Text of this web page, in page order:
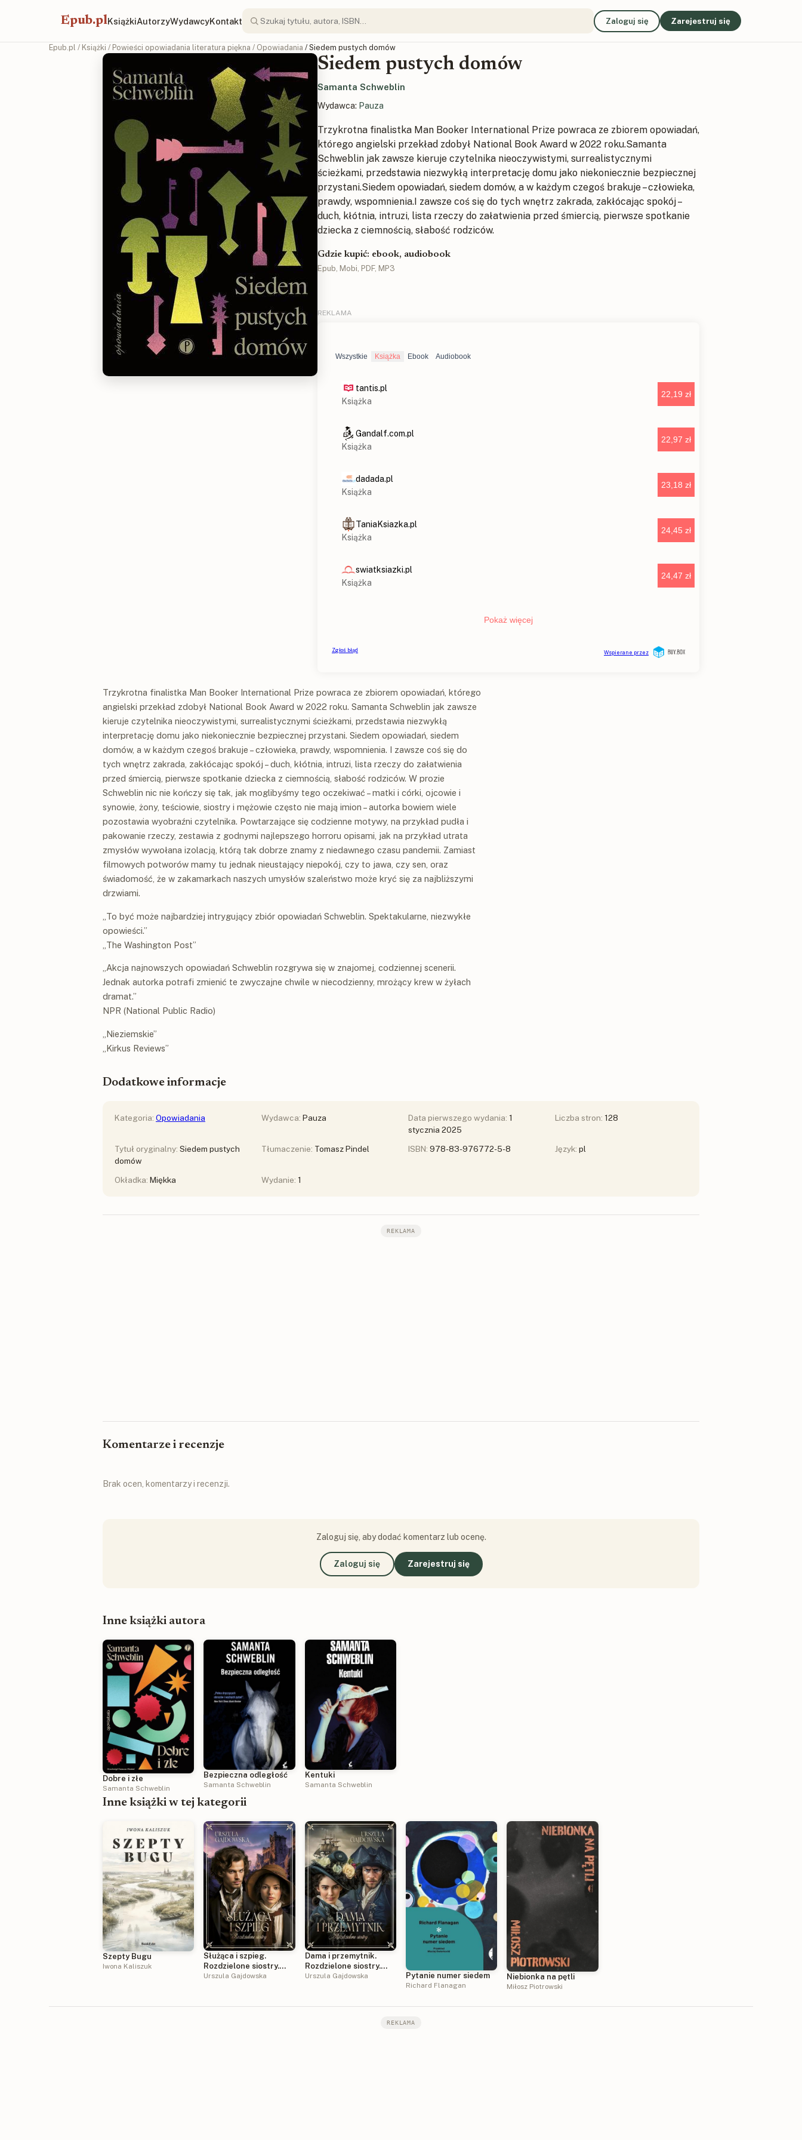
Epub.plKsiążkiAutorzyWydawcyKontakt Zaloguj się Zarejestruj się
Epub.pl / Książki / Powieści opowiadania literatura piękna / Opowiadania / Siedem pustych domów
Siedem pustych domów
Samanta Schweblin
Wydawca: Pauza
Trzykrotna finalistka Man Booker International Prize powraca ze zbiorem opowiadań,
którego angielski przekład zdobył National Book Award w 2022 roku.Samanta
Schweblin jak zawsze kieruje czytelnika nieoczywistymi, surrealistycznymi
ścieżkami, przedstawia niezwykłą interpretację domu jako niekoniecznie bezpiecznej
przystani.Siedem opowiadań, siedem domów, a w każdym czegoś brakuje – człowieka,
prawdy, wspomnienia.I zawsze coś się do tych wnętrz zakrada, zakłócając spokój –
duch, kłótnia, intruzi, lista rzeczy do załatwienia przed śmiercią, pierwsze spotkanie
dziecka z ciemnością, słabość rodziców.
Gdzie kupić: ebook, audiobook
Epub, Mobi, PDF, MP3
Trzykrotna finalistka Man Booker International Prize powraca ze zbiorem opowiadań, którego
angielski przekład zdobył National Book Award w 2022 roku. Samanta Schweblin jak zawsze
kieruje czytelnika nieoczywistymi, surrealistycznymi ścieżkami, przedstawia niezwykłą
interpretację domu jako niekoniecznie bezpiecznej przystani. Siedem opowiadań, siedem
domów, a w każdym czegoś brakuje – człowieka, prawdy, wspomnienia. I zawsze coś się do
tych wnętrz zakrada, zakłócając spokój – duch, kłótnia, intruzi, lista rzeczy do załatwienia
przed śmiercią, pierwsze spotkanie dziecka z ciemnością, słabość rodziców. W prozie
Schweblin nic nie kończy się tak, jak moglibyśmy tego oczekiwać – matki i córki, ojcowie i
synowie, żony, teściowie, siostry i mężowie często nie mają imion – autorka bowiem wiele
pozostawia wyobraźni czytelnika. Powtarzające się codzienne motywy, na przykład pudła i
pakowanie rzeczy, zestawia z godnymi najlepszego horroru opisami, jak na przykład utrata
zmysłów wywołana izolacją, którą tak dobrze znamy z niedawnego czasu pandemii. Zamiast
filmowych potworów mamy tu jednak nieustający niepokój, czy to jawa, czy sen, oraz
świadomość, że w zakamarkach naszych umysłów szaleństwo może kryć się za najbliższymi
drzwiami.
„To być może najbardziej intrygujący zbiór opowiadań Schweblin. Spektakularne, niezwykłe
opowieści.”
„The Washington Post”
„Akcja najnowszych opowiadań Schweblin rozgrywa się w znajomej, codziennej scenerii.
Jednak autorka potrafi zmienić te zwyczajne chwile w niecodzienny, mrożący krew w żyłach
dramat.”
NPR (National Public Radio)
„Nieziemskie”
„Kirkus Reviews”
Dodatkowe informacje
Kategoria: Opowiadania Wydawca: Pauza Data pierwszego wydania: 1
stycznia 2025
Liczba stron: 128
Tytuł oryginalny: Siedem pustych
domów
Tłumaczenie: Tomasz Pindel ISBN: 978-83-976772-5-8 Język: pl
Okładka: Miękka Wydanie: 1
REKLAMA
Komentarze i recenzje
Brak ocen, komentarzy i recenzji.
Zaloguj się, aby dodać komentarz lub ocenę.
Zaloguj się Zarejestruj się
Inne książki autora
Dobre i złe
Samanta Schweblin
Bezpieczna odległość
Samanta Schweblin
Kentuki
Samanta Schweblin
Inne książki w tej kategorii
Szepty Bugu
Iwona Kaliszuk
Służąca i szpieg.
Rozdzielone siostry.
Tom 1
Urszula Gajdowska
Dama i przemytnik.
Rozdzielone siostry.
Tom 2
Urszula Gajdowska Pytanie numer siedem
Richard Flanagan
Niebionka na pętli
Miłosz Piotrowski
REKLAMA